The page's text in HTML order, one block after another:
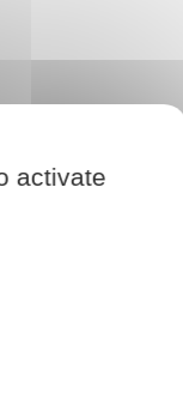
activate